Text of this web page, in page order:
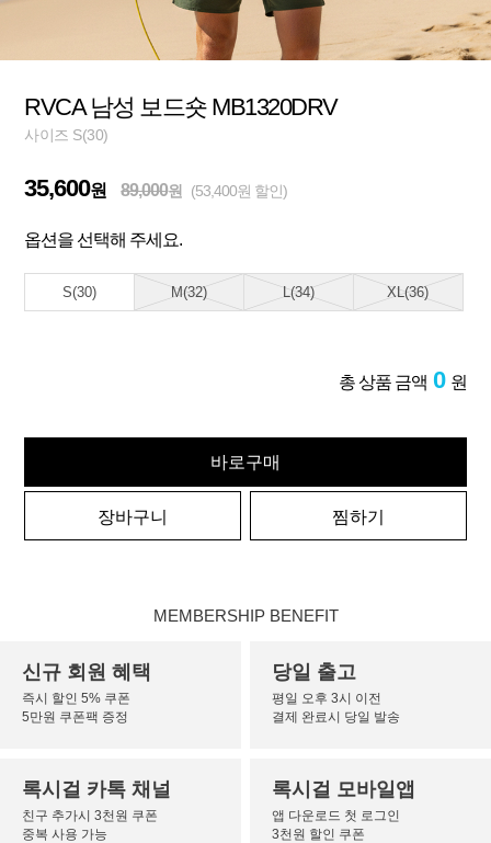
RVCA 남성 보드숏 MB1320DRV
사이즈 S(30)
35,600원 89,000원 (53,400원 할인)
옵션을 선택해 주세요.
S(30) M(32) L(34) XL(36)
총 상품 금액 0 원
바로구매
장바구니 찜하기
MEMBERSHIP BENEFIT
신규 회원 혜택
즉시 할인 5% 쿠폰
5만원 쿠폰팩 증정
당일 출고
평일 오후 3시 이전
결제 완료시 당일 발송
록시걸 카톡 채널
친구 추가시 3천원 쿠폰
중복 사용 가능
록시걸 모바일앱
앱 다운로드 첫 로그인
3천원 할인 쿠폰